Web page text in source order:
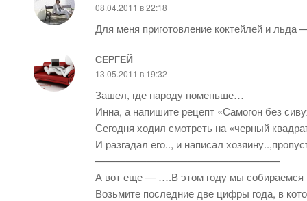
08.04.2011 в 22:18
Для меня приготовление коктейлей и льда
СЕРГЕЙ
13.05.2011 в 19:32
Зашел, где народу поменьше…
Инна, а напишите рецепт «Самогон без
Сегодня ходил смотреть на «черный
И разгадал его.., и написал
——————————————————
А вот еще — ….В этом году мы собираемся
Возьмите последние две цифры года, в